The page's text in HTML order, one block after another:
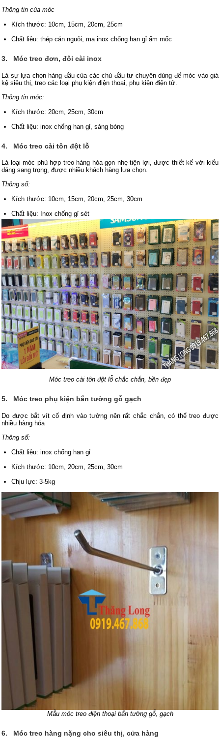
Thông tin của móc
Kích thước: 10cm, 15cm, 20cm, 25cm
Chất liệu: thép cán nguội, mạ inox chống han gỉ ẩm mốc
3. Móc treo đơn, đôi cài inox
Là sự lựa chọn hàng đầu của các chủ đầu tư chuyên dùng để móc vào giá
kệ siêu thị, treo các loại phụ kiện điện thoại, phụ kiện điện tử.
Thông tin móc:
Kích thước: 20cm, 25cm, 30cm
Chất liệu: inox chống han gỉ, sáng bóng
4. Móc treo cài tôn đột lỗ
Lá loại móc phù hợp treo hàng hóa gọn nhẹ tiện lợi, được thiết kế với kiểu
dáng sang trọng, được nhiều khách hàng lựa chọn.
Thông số:
Kích thước: 10cm, 15cm, 20cm, 25cm, 30cm
Chất liệu: Inox chống gỉ sét
Móc treo cài tôn đột lỗ chắc chắn, bền đẹp
5. Móc treo phụ kiện bắn tường gỗ gạch
Do được bắt vít cố định vào tường nên rất chắc chắn, có thể treo được
nhiều hàng hóa
Thông số:
Chất liệu: inox chống han gỉ
Kích thước: 10cm, 20cm, 25cm, 30cm
Chịu lực: 3-5kg
Mẫu móc treo điện thoại bắn tường gỗ, gạch
6. Móc treo hàng nặng cho siêu thị, cửa hàng